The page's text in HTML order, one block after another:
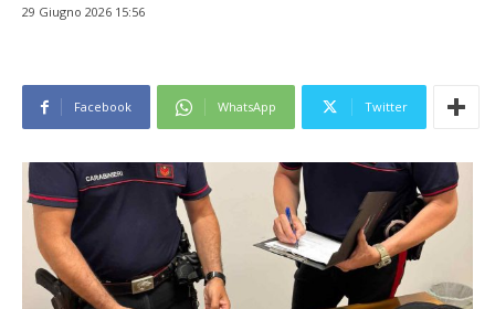
29 Giugno 2026 15:56
Facebook WhatsApp Twitter